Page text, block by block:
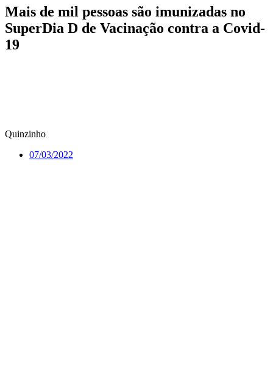
Mais de mil pessoas são imunizadas no
SuperDia D de Vacinação contra a Covid-
19
Quinzinho
07/03/2022